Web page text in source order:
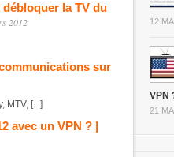
débloquer la TV du
2012
sur
MTV, [...]
avec un VPN ? |
12
VPN
21